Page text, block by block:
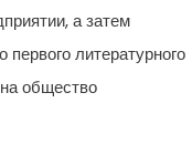
а затем
литературного
общество